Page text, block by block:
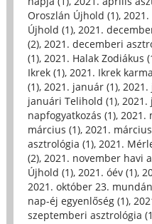
Oroszlán Újhold (1), 2021.
Újhold (1), 2021.
(2), 2021. decemberi
(1), 2021. Halak Zodiákus
Ikrek (1), 2021. Ikrek
(1), 2021. január (1),
januári Telihold (1), 2021.
napfogyatkozás (1), 2021.
március (1), 2021.
asztrológia (1), 2021.
(2), 2021. november havi
Újhold (1), 2021. óév (1),
2021. október 23.
nap-éj egyenlőség (1),
szeptemberi asztrológia